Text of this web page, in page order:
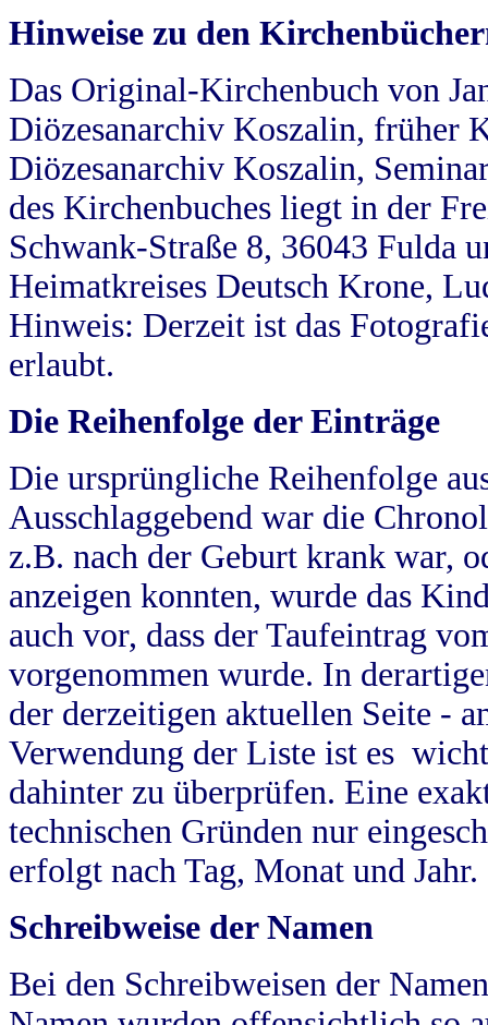
Hinweise zu den
Das Original-Kirchenbuch von
Diözesanarchiv Koszalin, früher
Diözesanarchiv Koszalin,
des Kirchenbuches liegt in der
Schwank-Straße 8, 36043 Fulda
Heimatkreises Deutsch Krone,
Hinweis: Derzeit ist das
erlaubt.
Die Reihenfolge der Einträge
Die ursprüngliche Reihenfolge
Ausschlaggebend war die
z.B. nach der Geburt krank war,
anzeigen konnten, wurde das
auch vor, dass der Taufeintrag
vorgenommen wurde. In
der derzeitigen aktuellen Seite -
Verwendung der Liste ist es
dahinter zu überprüfen. Eine
technischen Gründen nur
erfolgt nach Tag, Monat und Jahr.
Schreibweise der Namen
Bei den Schreibweisen der